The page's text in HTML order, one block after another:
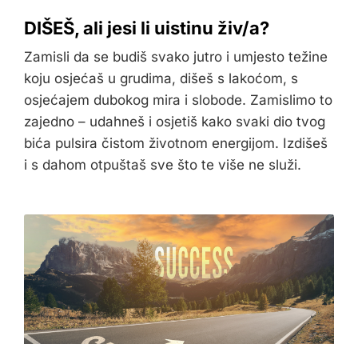
DIŠEŠ, ali jesi li uistinu živ/a?
Zamisli da se budiš svako jutro i umjesto težine
koju osjećaš u grudima, dišeš s lakoćom, s
osjećajem dubokog mira i slobode. Zamislimo to
zajedno – udahneš i osjetiš kako svaki dio tvog
bića pulsira čistom životnom energijom. Izdišeš
i s dahom otpuštaš sve što te više ne služi.